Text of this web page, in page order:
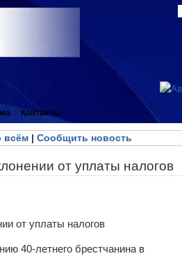
Контакты
всём| Сообщить новость
от уплаты налогов
40-летнего брестчанина в